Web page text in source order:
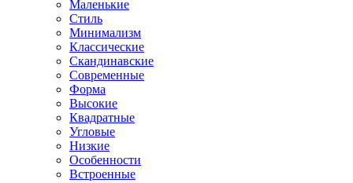
Маленькие
Стиль
Минимализм
Классические
Скандинавские
Современные
Форма
Высокие
Квадратные
Угловые
Низкие
Особенности
Встроенные